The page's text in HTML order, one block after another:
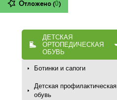
Отложено (0)
ДЕТСКАЯ
ОРТОПЕДИЧЕСКАЯ
ОБУВЬ
Ботинки и сапоги
Детская профилактическая
обувь